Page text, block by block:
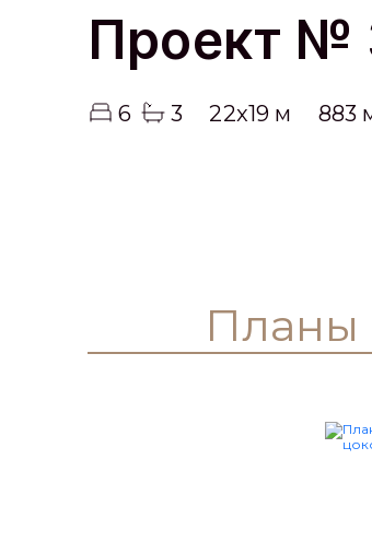
Проект №
6 3 22x19 м 883
Планы